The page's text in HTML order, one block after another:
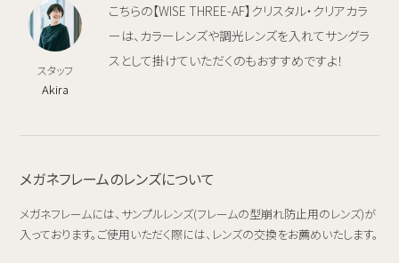
スタッフ
Akira
こちらの【WISE THREE-AF】クリスタル・クリアカラ
ーは、カラーレンズや調光レンズを入れてサングラ
スとして掛けていただくのもおすすめですよ！
メガネフレームのレンズについて
メガネフレームには、サンプルレンズ(フレームの型崩れ防止用のレンズ)が
入っております。ご使用いただく際には、レンズの交換をお薦めいたします。